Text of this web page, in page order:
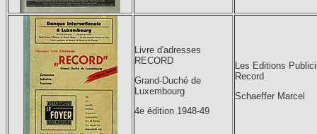
Livre d'adresses
RECORD
Grand-Duché de
Luxembourg
4e édition 1948-49
Les Editions
Record
Schaeffer Marcel